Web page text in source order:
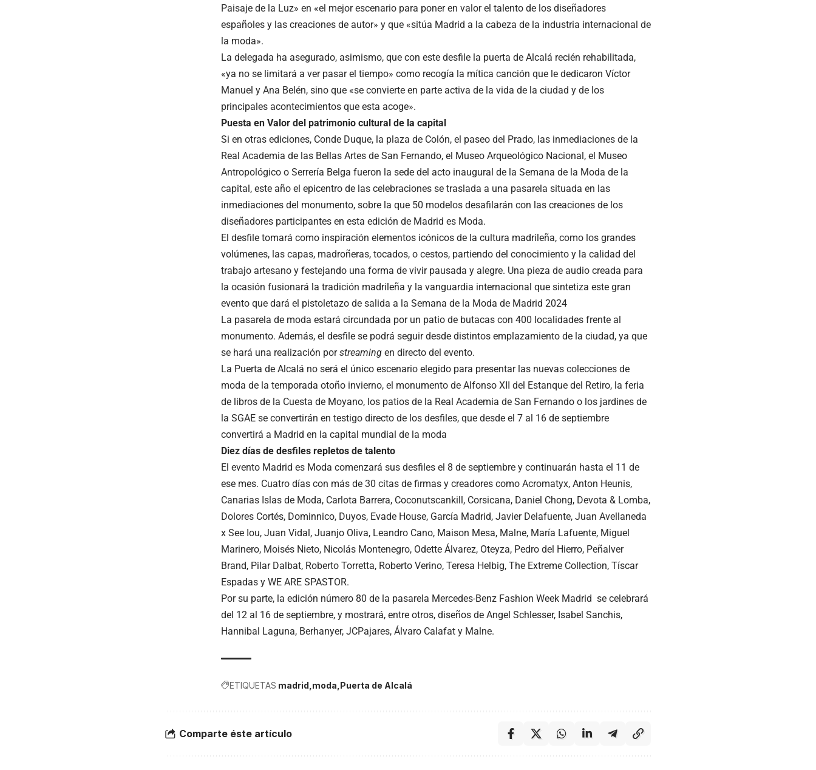
Paisaje de la Luz» en «el mejor escenario para poner en valor el talento de los diseñadores
españoles y las creaciones de autor» y que «sitúa Madrid a la cabeza de la industria internacional de
la moda».
La delegada ha asegurado, asimismo, que con este desfile la puerta de Alcalá recién rehabilitada,
«ya no se limitará a ver pasar el tiempo» como recogía la mítica canción que le dedicaron Víctor
Manuel y Ana Belén, sino que «se convierte en parte activa de la vida de la ciudad y de los
principales acontecimientos que esta acoge».
Puesta en Valor del patrimonio cultural de la capital
Si en otras ediciones, Conde Duque, la plaza de Colón, el paseo del Prado, las inmediaciones de la
Real Academia de las Bellas Artes de San Fernando, el Museo Arqueológico Nacional, el Museo
Antropológico o Serrería Belga fueron la sede del acto inaugural de la Semana de la Moda de la
capital, este año el epicentro de las celebraciones se traslada a una pasarela situada en las
inmediaciones del monumento, sobre la que 50 modelos desafilarán con las creaciones de los
diseñadores participantes en esta edición de Madrid es Moda.
El desfile tomará como inspiración elementos icónicos de la cultura madrileña, como los grandes
volúmenes, las capas, madroñeras, tocados, o cestos, partiendo del conocimiento y la calidad del
trabajo artesano y festejando una forma de vivir pausada y alegre. Una pieza de audio creada para
la ocasión fusionará la tradición madrileña y la vanguardia internacional que sintetiza este gran
evento que dará el pistoletazo de salida a la Semana de la Moda de Madrid 2024
La pasarela de moda estará circundada por un patio de butacas con 400 localidades frente al
monumento. Además, el desfile se podrá seguir desde distintos emplazamiento de la ciudad, ya que
se hará una realización porstreaming en directo del evento.
La Puerta de Alcalá no será el único escenario elegido para presentar las nuevas colecciones de
moda de la temporada otoño invierno, el monumento de Alfonso XII del Estanque del Retiro, la feria
de libros de la Cuesta de Moyano, los patios de la Real Academia de San Fernando o los jardines de
la SGAE se convertirán en testigo directo de los desfiles, que desde el 7 al 16 de septiembre
convertirá a Madrid en la capital mundial de la moda
Diez días de desfiles repletos de talento
El evento Madrid es Moda comenzará sus desfiles el 8 de septiembre y continuarán hasta el 11 de
ese mes. Cuatro días con más de 30 citas de firmas y creadores como Acromatyx, Anton Heunis,
Canarias Islas de Moda, Carlota Barrera, Coconutscankill, Corsicana, Daniel Chong, Devota & Lomba,
Dolores Cortés, Dominnico, Duyos, Evade House, García Madrid, Javier Delafuente, Juan Avellaneda
x See Iou, Juan Vidal, Juanjo Oliva, Leandro Cano, Maison Mesa, Malne, María Lafuente, Miguel
Marinero, Moisés Nieto, Nicolás Montenegro, Odette Álvarez, Oteyza, Pedro del Hierro, Peñalver
Brand, Pilar Dalbat, Roberto Torretta, Roberto Verino, Teresa Helbig, The Extreme Collection, Tíscar
Espadas y WE ARE SPASTOR.
Por su parte, la edición número 80 de la pasarela Mercedes-Benz Fashion Week Madrid se celebrará
del 12 al 16 de septiembre, y mostrará, entre otros, diseños de Angel Schlesser, Isabel Sanchis,
Hannibal Laguna, Berhanyer, JCPajares, Álvaro Calafat y Malne.
ETIQUETAS madrid moda Puerta de Alcalá
Comparte éste artículo